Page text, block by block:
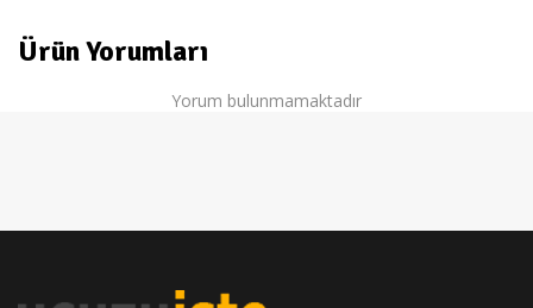
Ürün Yorumları
Yorum bulunmamaktadır